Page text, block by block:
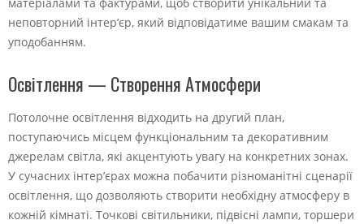
матеріалами та фактурами, щоб створити унікальний та
неповторний інтер’єр, який відповідатиме вашим смакам та
уподобанням.
Освітлення — Створення Атмосфери
Потолочне освітлення відходить на другий план,
поступаючись місцем функціональним та декоративним
джерелам світла, які акцентують увагу на конкретних зонах.
У сучасних інтер’єрах можна побачити різноманітні сценарії
освітлення, що дозволяють створити необхідну атмосферу в
кожній кімнаті. Точкові світильники, підвісні лампи, торшери